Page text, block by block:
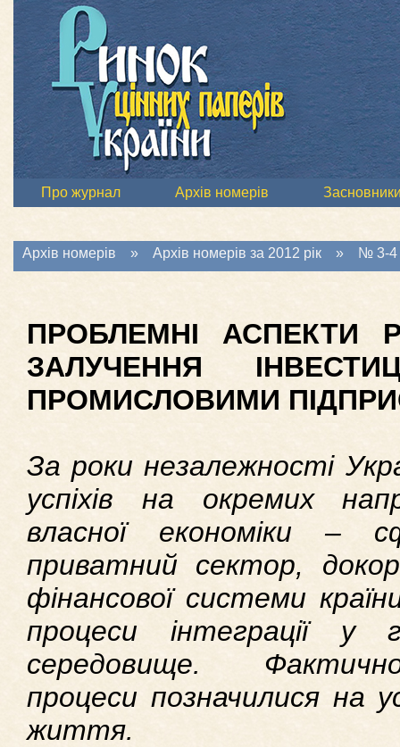
Про журнал Архів номерів
Архів номерів » Архів номерів за 2012 рік » № 3-4
ПРОБЛЕМНІ АСПЕКТИ
ЗАЛУЧЕННЯ
ПРОМИСЛОВИМИ
За роки незалежності
успіхів на окремих
власної економіки –
приватний сектор,
фінансової системи
процеси інтеграції у
середовище.
процеси позначилися на
життя.